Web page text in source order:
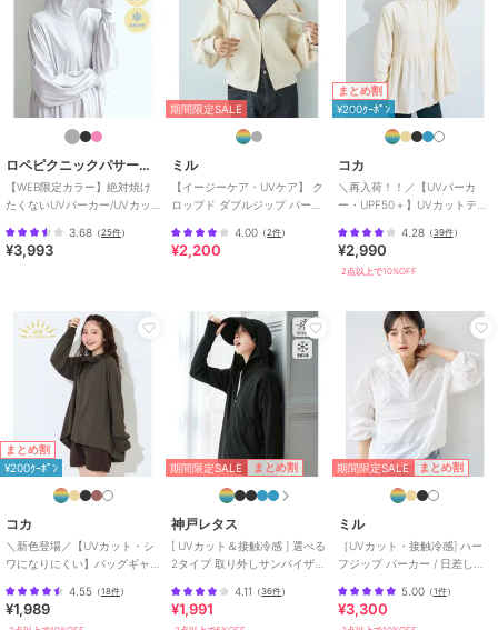
ぴったり丈の感動をお届けします。
期間限定セール開催中
ブランド ミル
ショップ ミル
商品カテゴリ トップス
トップス ／パーカー
カラー
001アイボリー、000ブラック、01
2ライトグレー
サイズ
素材
ポリエステル95% ポリウレタン
5%
商品のお取り扱い方法
手洗い（水温30℃以下）
特徴
トップス
他柄/長袖
ビショップスリー
ブ/ パフスリーブ その他袖デ
ロペピクニックパサージュ
【WEB限定カラー】絶対焼け
たくないUVパーカー/UVカッ
3.68 （25件）
¥3,993
期間限定SALE
ミル
【イージーケア・UVケア】 ク
ロップド ダブルジップ パーカ
4.00 （2件）
¥2,200
まとめ割
¥200ｸｰﾎﾟﾝ
コカ
＼再入荷！！／【UVパーカ
ー・UPF50＋】UVカットティ
4.28（39件）
¥2,990
2点以上で10%OFF
まとめ割
¥200ｸｰﾎﾟﾝ
コカ
＼新色登場／【UVカット・シ
ワになりにくい】バッグギャ
4.55 （18件）
¥1,989
期間限定SALE まとめ割
神戸レタス
[ UVカット＆接触冷感 ] 選べる
2タイプ 取り外しサンバイザー
4.11 （36件）
¥1,991
期間限定SALE まとめ割
ミル
［UVカット・接触冷感] ハー
フジップ パーカー / 日差し対
5.00（1件）
¥3,300